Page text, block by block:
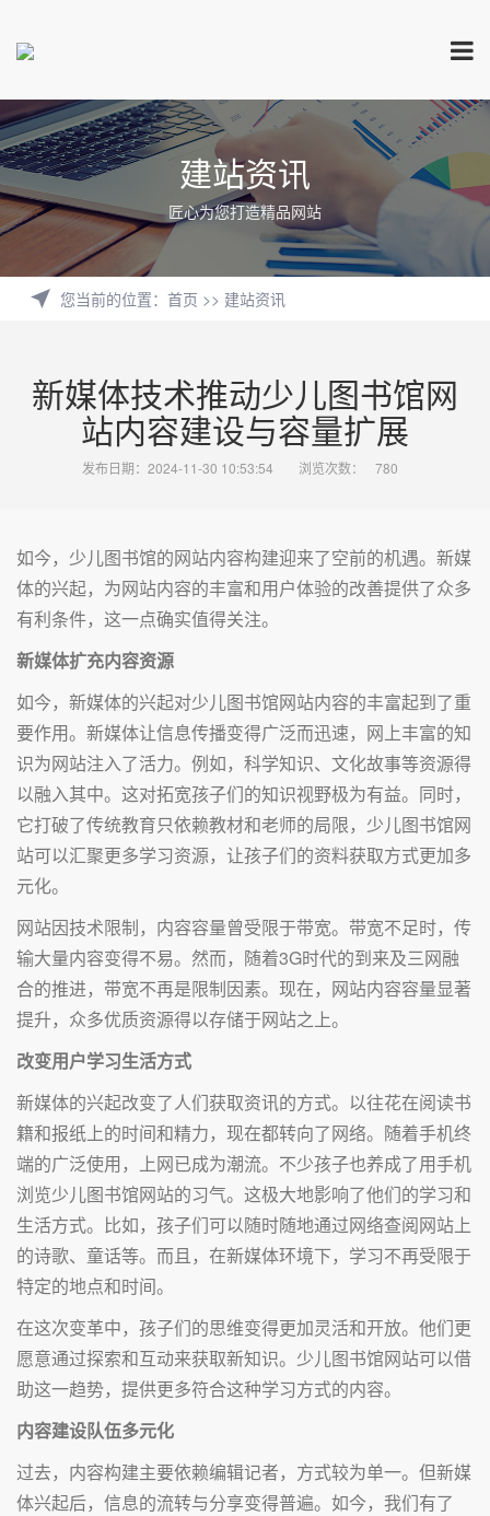
建站资讯
匠心为您打造精品网站
您当前的位置： 首页 >> 建站资讯
新媒体技术推动少儿图书馆网
站内容建设与容量扩展
发布日期：2024-11-30 10:53:54 浏览次数： 780
如今，少儿图书馆的网站内容构建迎来了空前的机遇。新媒
体的兴起，为网站内容的丰富和用户体验的改善提供了众多
有利条件，这一点确实值得关注。
新媒体扩充内容资源
如今，新媒体的兴起对少儿图书馆网站内容的丰富起到了重
要作用。新媒体让信息传播变得广泛而迅速，网上丰富的知
识为网站注入了活力。例如，科学知识、文化故事等资源得
以融入其中。这对拓宽孩子们的知识视野极为有益。同时，
它打破了传统教育只依赖教材和老师的局限，少儿图书馆网
站可以汇聚更多学习资源，让孩子们的资料获取方式更加多
元化。
网站因技术限制，内容容量曾受限于带宽。带宽不足时，传
输大量内容变得不易。然而，随着3G时代的到来及三网融
合的推进，带宽不再是限制因素。现在，网站内容容量显著
提升，众多优质资源得以存储于网站之上。
改变用户学习生活方式
新媒体的兴起改变了人们获取资讯的方式。以往花在阅读书
籍和报纸上的时间和精力，现在都转向了网络。随着手机终
端的广泛使用，上网已成为潮流。不少孩子也养成了用手机
浏览少儿图书馆网站的习气。这极大地影响了他们的学习和
生活方式。比如，孩子们可以随时随地通过网络查阅网站上
的诗歌、童话等。而且，在新媒体环境下，学习不再受限于
特定的地点和时间。
在这次变革中，孩子们的思维变得更加灵活和开放。他们更
愿意通过探索和互动来获取新知识。少儿图书馆网站可以借
助这一趋势，提供更多符合这种学习方式的内容。
内容建设队伍多元化
过去，内容构建主要依赖编辑记者，方式较为单一。但新媒
体兴起后，信息的流转与分享变得普遍。如今，我们有了